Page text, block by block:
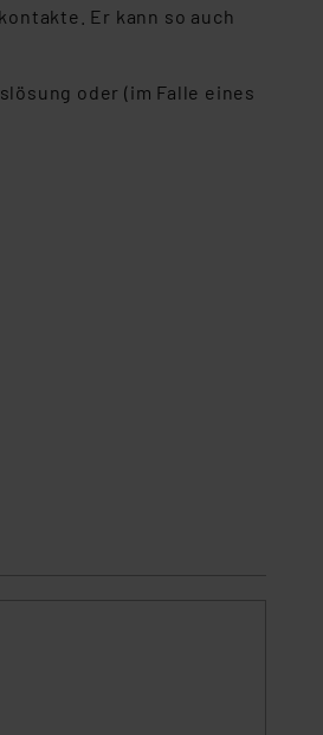
Er kann so auch
oder (im Falle eines